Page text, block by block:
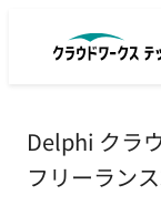
Delphi クラ
フリーラン